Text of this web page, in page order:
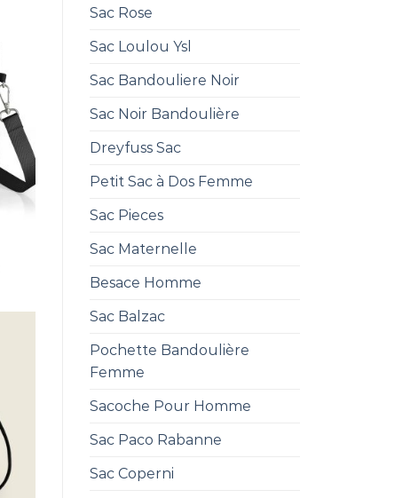
Sac Rose
Sac Loulou Ysl
Sac Bandouliere Noir
Sac Noir Bandoulière
Dreyfuss Sac
Petit Sac à Dos Femme
Sac Pieces
Sac Maternelle
Besace Homme
Sac Balzac
Pochette Bandoulière
Femme
Sacoche Pour Homme
Sac Paco Rabanne
Sac Coperni